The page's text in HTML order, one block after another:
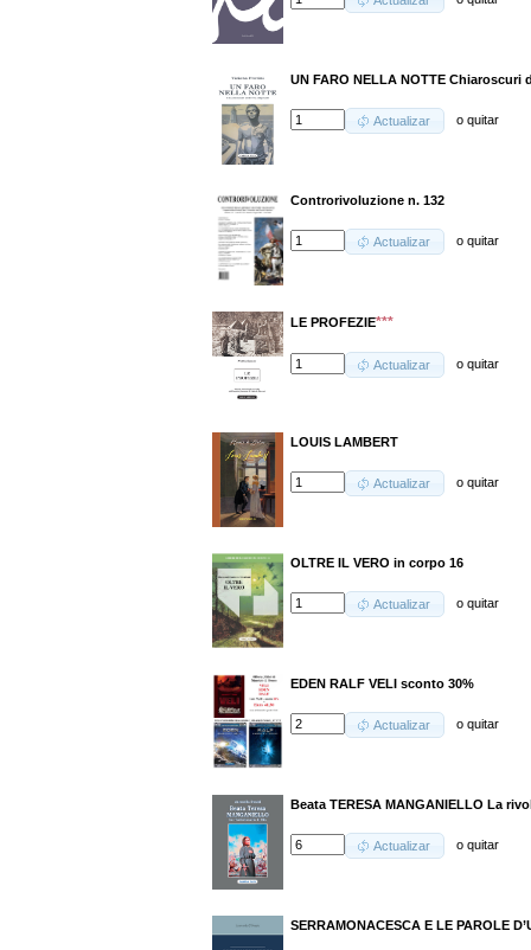
UN FARO NELLA NOTTE Chiaroscuri
Actualizar oquitar
Controrivoluzione n. 132
Actualizar oquitar
LE PROFEZIE***
Actualizar oquitar
LOUIS LAMBERT
Actualizar oquitar
OLTRE IL VERO in corpo 16
Actualizar oquitar
EDEN RALF VELI sconto 30%
Actualizar oquitar
Beata TERESA MANGANIELLO La
Actualizar oquitar
SERRAMONACESCA E LE PAROLE